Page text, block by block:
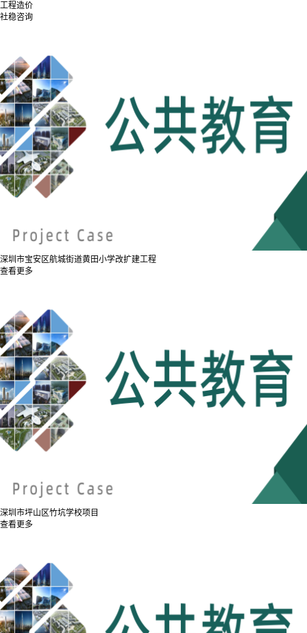
工程造价
社稳咨询
深圳市宝安区航城街道黄田小学改扩建工程
查看更多
深圳市坪山区竹坑学校项目
查看更多